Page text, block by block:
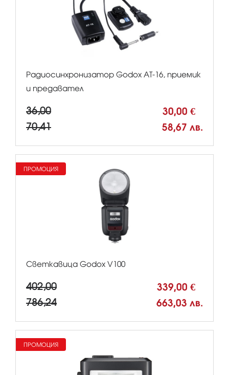
Радиосинхронизатор Godox АТ-16, приемик
и предавател
36,00 30,00 €
70,41 58,67 лв.
Светкавица Godox V100
402,00 339,00 €
786,24 663,03 лв.
ПРОМОЦИЯ
ПРОМОЦИЯ